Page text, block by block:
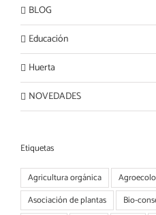
BLOG
Educación
Huerta
NOVEDADES
Etiquetas
Agricultura orgánica
Asociación de plantas
Bio-